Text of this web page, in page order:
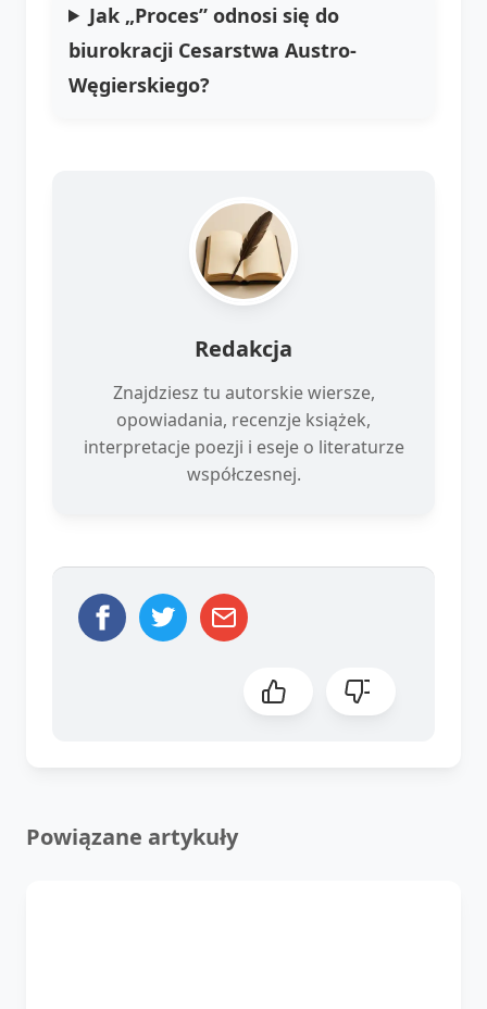
Jak „Proces” odnosi się do
biurokracji Cesarstwa Austro-
Węgierskiego?
Redakcja
Znajdziesz tu autorskie wiersze,
opowiadania, recenzje książek,
interpretacje poezji i eseje o literaturze
współczesnej.
Powiązane artykuły